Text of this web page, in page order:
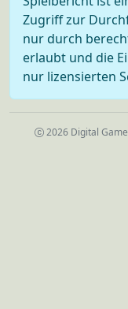
Zugriff zur
nur durch
erlaubt und die
nur lizensierten
2026 Digital